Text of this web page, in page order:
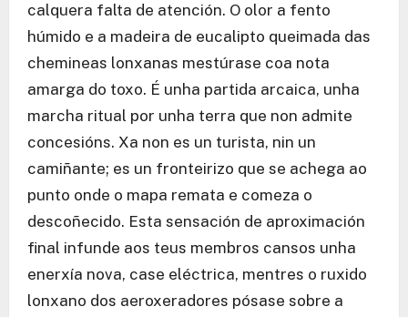
calquera falta de atención. O olor a fento
húmido e a madeira de eucalipto queimada das
chemineas lonxanas mestúrase coa nota
amarga do toxo. É unha partida arcaica, unha
marcha ritual por unha terra que non admite
concesións. Xa non es un turista, nin un
camiñante; es un fronteirizo que se achega ao
punto onde o mapa remata e comeza o
descoñecido. Esta sensación de aproximación
final infunde aos teus membros cansos unha
enerxía nova, case eléctrica, mentres o ruxido
lonxano dos aeroxeradores pósase sobre a